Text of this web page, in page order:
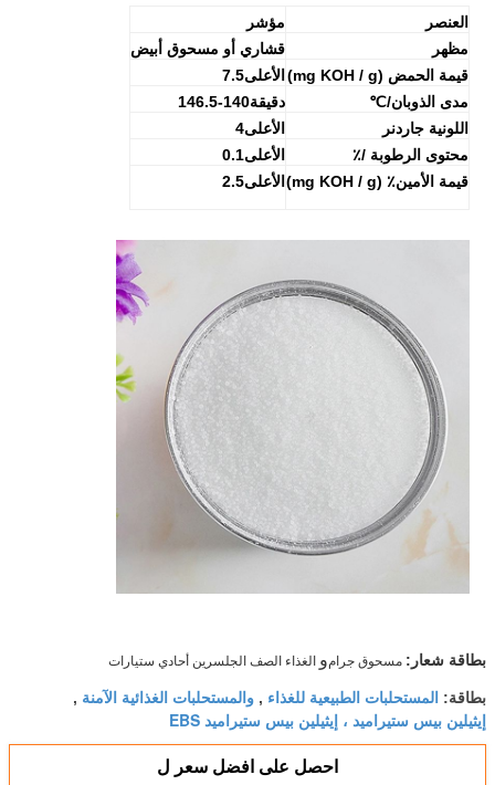
العنصر
مؤشر
مظهر
قشاري أو مسحوق أبيض
قيمة الحمض (mg KOH / g)
الأعلى7.5
مدى الذوبان/℃ دقيقة140-146.5
اللونية جاردنر
الأعلى4
محتوى الرطوبة /٪
الأعلى0.1
قيمة الأمين٪ (mg KOH / g)
الأعلى2.5
بطاقة شعار: مسحوق جرامو الغذاء الصف الجلسرين أحادي ستيارات
بطاقة: المستحلبات الطبيعية للغذاء , والمستحلبات الغذائية الآمنة ,
إيثيلين بيس ستيراميد ، إيثيلين بيس ستيراميد EBS
احصل على افضل سعر ل